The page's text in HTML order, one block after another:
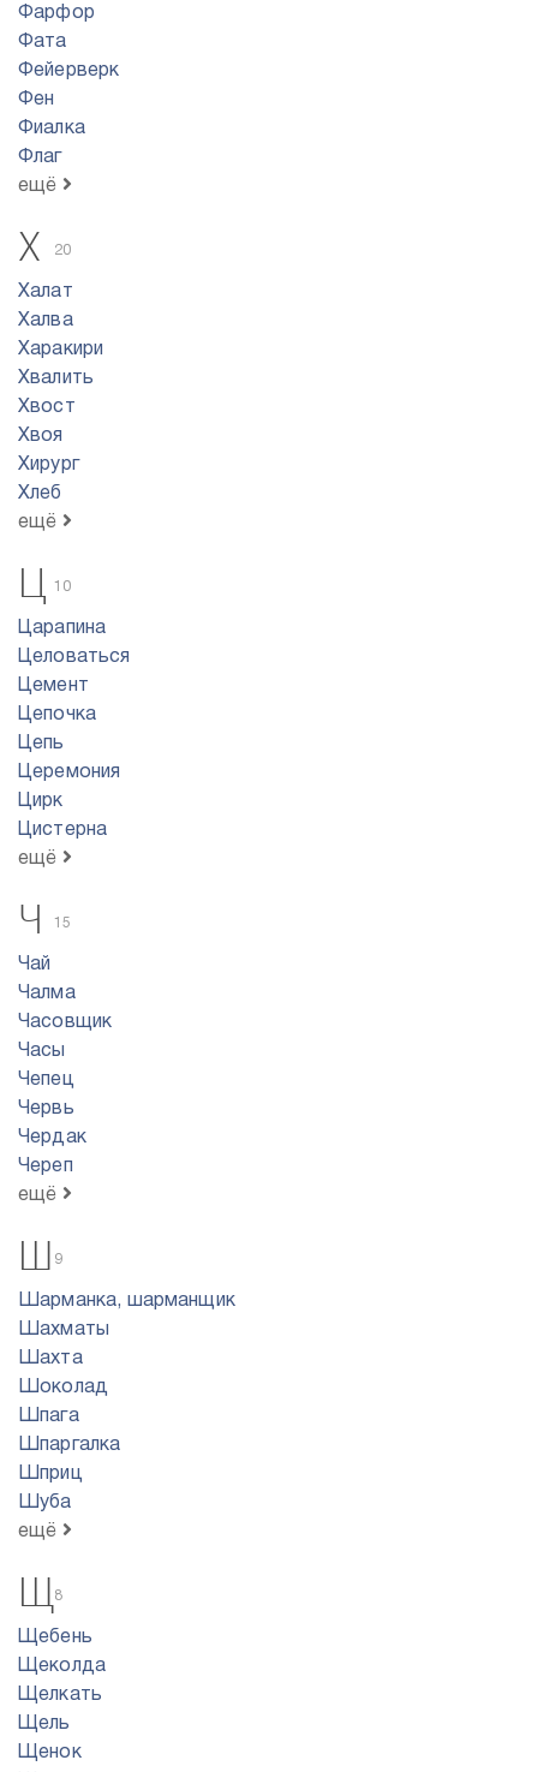
Фарфор
Фата
Фейерверк
Фен
Фиалка
Флаг
ещё
Х 20
Халат
Халва
Харакири
Хвалить
Хвост
Хвоя
Хирург
Хлеб
ещё
Ц 10
Царапина
Целоваться
Цемент
Цепочка
Цепь
Церемония
Цирк
Цистерна
ещё
Ч 15
Чай
Чалма
Часовщик
Часы
Чепец
Червь
Чердак
Череп
ещё
Ш 9
Шарманка, шарманщик
Шахматы
Шахта
Шоколад
Шпага
Шпаргалка
Шприц
Шуба
ещё
Щ8
Щебень
Щеколда
Щелкать
Щель
Щенок